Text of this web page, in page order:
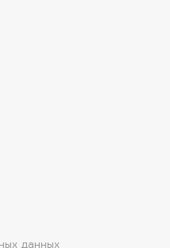
данных